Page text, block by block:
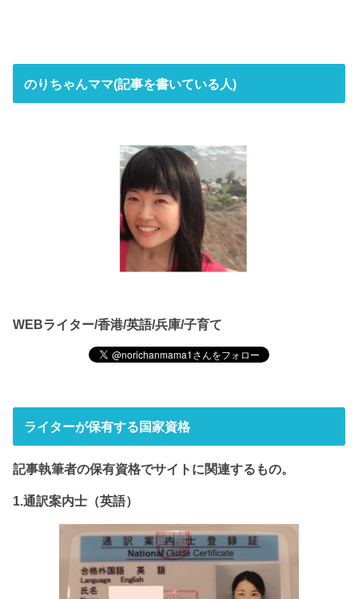
のりちゃんママ(記事を書いている人)
WEBライター/香港/英語/兵庫/子育て
ライターが保有する国家資格
記事執筆者の保有資格でサイト に関連するもの。
1.通訳案内士（英語）